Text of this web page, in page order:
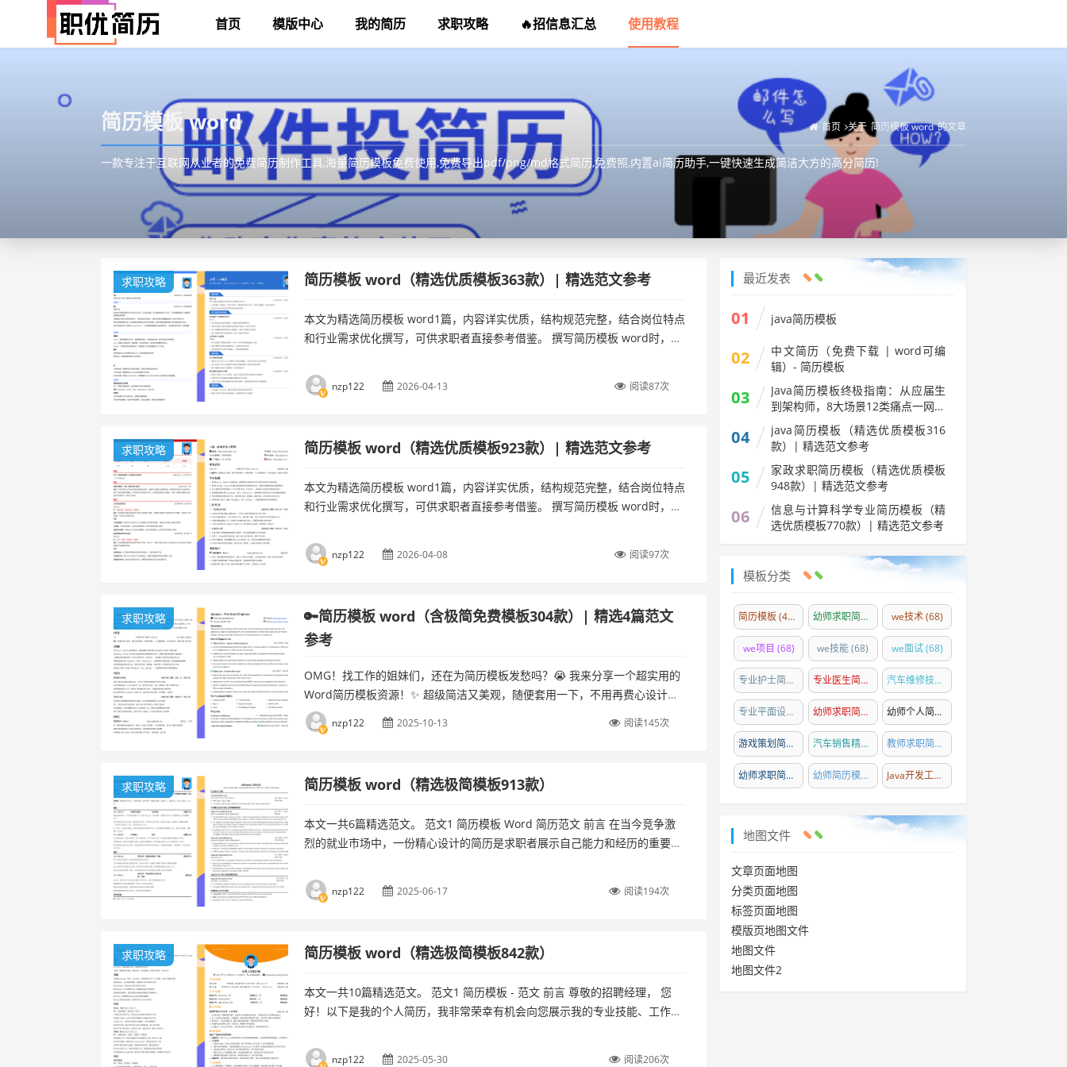
首页 模版中心 我的简历 求职攻略 🔥招信息汇总 使用教程
简历模板 word 首页 关于 简历模板 word 的文章
一款专注于互联网从业者的免费简历制作工具,海量简历模板免费使用,免费导出pdf/png/md格式简历,免费照,内置ai简历助手,一键快速生成简洁大方的高分简历!
求职攻略 简历模板 word（精选优质模板363款）| 精选范文参考
本文为精选简历模板 word1篇，内容详实优质，结构规范完整，结合岗位特点
和行业需求优化撰写，可供求职者直接参考借鉴。 撰写简历模板 word时，应
简...
nzp122 2026-04-13 阅读87次
求职攻略 简历模板 word（精选优质模板923款）| 精选范文参考
本文为精选简历模板 word1篇，内容详实优质，结构规范完整，结合岗位特点
和行业需求优化撰写，可供求职者直接参考借鉴。 撰写简历模板 word时，应
简...
nzp122 2026-04-08 阅读97次
求职攻略
🔑简历模板 word（含极简免费模板304款）| 精选4篇范文
参考
OMG！找工作的姐妹们，还在为简历模板发愁吗？😭 我来分享一个超实用的
Word简历模板资源！✨ 超级简洁又美观，随便套用一下，不用再费心设计
啦！👍 重要的是，它还能帮你突出重点，让HR一眼就看到你的闪光点！🔥 快
来试...
nzp122 2025-10-13 阅读145次
求职攻略 简历模板 word（精选极简模板913款）
本文一共6篇精选范文。 范文1 简历模板 Word 简历范文 前言 在当今竞争激
烈的就业市场中，一份精心设计的简历是求职者展示自己能力和经历的重要工
优...
nzp122 2025-06-17 阅读194次
求职攻略 简历模板 word（精选极简模板842款）
本文一共10篇精选范文。 范文1 简历模板 - 范文 前言 尊敬的招聘经理， 您
好！以下是我的个人简历，我非常荣幸有机会向您展示我的专业技能、工作经
展...
nzp122 2025-05-30 阅读206次
最近发表
01 java简历模板
02
中文简历（免费下载 | word可编
辑）- 简历模板
03
Java简历模板终极指南：从应届生
到架构师，8大场景12类痛点一网打
尽
04
java简历模板（精选优质模板316
款）| 精选范文参考
05
家政求职简历模板（精选优质模板
948款）| 精选范文参考
06
信息与计算科学专业简历模板（精
选优质模板770款）| 精选范文参考
模板分类
简历模板 (4300) 幼师求职简历模板精选 (84)
we技术(68)
we项目 (68) we技能(68) we面试(68)
专业护士简历模板精选 (54) 专业医生简历模板精选 (35) 汽车维修技师简历模板
专业平面设计师简历模板精选 (25)
幼师求职简历模板撰写指南 (24)
幼师个人简历模板精选
游戏策划简历模板精选 (22) 汽车销售精英简历模板 (21) 教师求职简历模板精选
幼师求职简历撰写指南与模板 (19)
幼师简历模板精选 (18) Java开发工程师简历模板精选
地图文件
文章页面地图
分类页面地图
标签页面地图
模版页地图文件
地图文件
地图文件2